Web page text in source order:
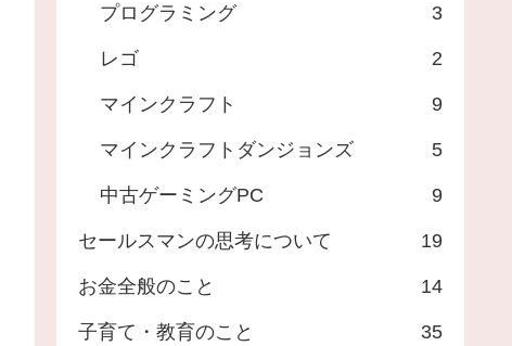
プログラミング 3
レゴ 2
マインクラフト 9
マインクラフトダンジョンズ 5
中古ゲーミングPC 9
セールスマンの思考について 19
お金全般のこと 14
子育て・教育のこと 35